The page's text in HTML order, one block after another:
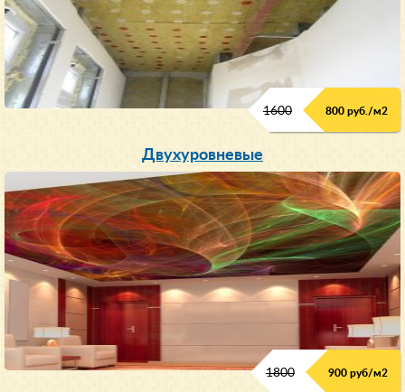
1600 800 руб./м2
Двухуровневые
1800 900 руб/м2